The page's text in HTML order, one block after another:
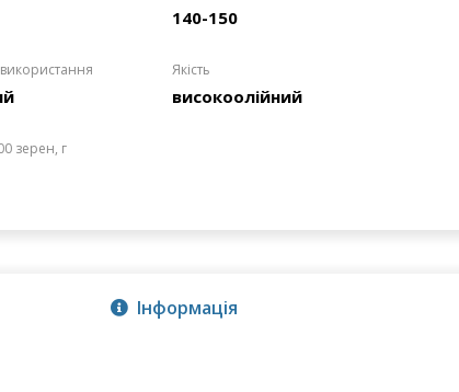
140-150
Якість
високоолійний
зерен, г
Інформація